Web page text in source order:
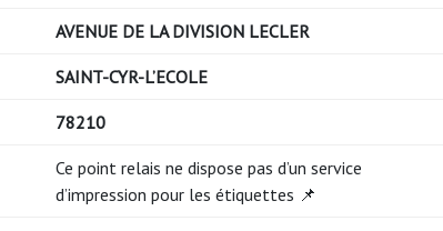
AVENUE DE LA DIVISION LECLER
SAINT-CYR-L’ECOLE
78210
Ce point relais ne dispose pas d’un service
d’impression pour les étiquettes 📌